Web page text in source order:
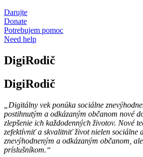
Darujte
Donate
Potrebujem pomoc
Need help
DigiRodič
DigiRodič
„Digitálny vek ponúka sociálne
postihnutým a odkázaným občanom nové
zlepšenie ich každodenných životov. Nové
zefektívniť a skvalitniť život nielen sociálne
znevýhodneným a odkázaným občanom,
príslušníkom.“